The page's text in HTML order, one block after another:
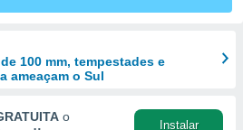
100 mm, tempestades e
ameaçam o Sul
o
Instalar